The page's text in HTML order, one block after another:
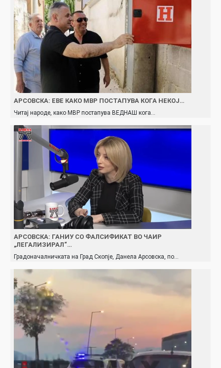
АРСОВСКА: ЕВЕ КАКО МВР ПОСТАПУВА КОГА НЕКОЈ…
Читај народе, како МВР постапува ВЕДНАШ кога…
АРСОВСКА: ГАНИУ СО ФАЛСИФИКАТ ВО ЧАИР
„ЛЕГАЛИЗИРАЛ“…
Градоначалничката на Град Скопје, Данела Арсовска, по…